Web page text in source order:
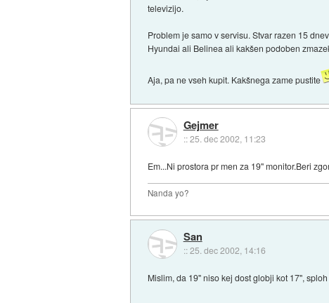
televizijo.
Problem je samo v servisu. Stvar razen 15
Hyundai ali Belinea ali kakšen podoben
Aja, pa ne vseh kupit. Kakšnega zame pustite
Gejmer
::25. dec 2002, 11:23
Em...Ni prostora pr men za 19" monitor.Beri
Nanda yo?
San
::25. dec 2002, 14:16
Mislim, da 19'' niso kej dost globji kot 17'',